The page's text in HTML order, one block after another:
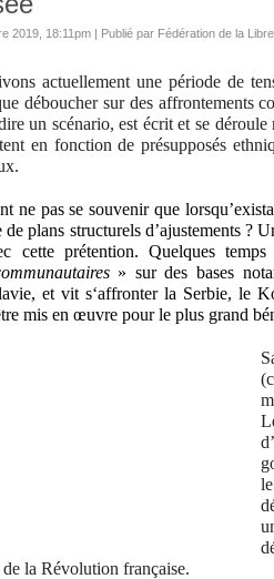
2019, 18:11pm | Publié par Fédération de la
actuellement une période de
déboucher sur des affrontements
un scénario, est écrit et se
en fonction de présupposés
ne pas se souvenir que
de plans structurels d’ajustements ?
cette prétention. Quelques
» sur des bases
et vit s‘affronter la Serbie, le
mis en œuvre pour le plus grand
la Révolution française.